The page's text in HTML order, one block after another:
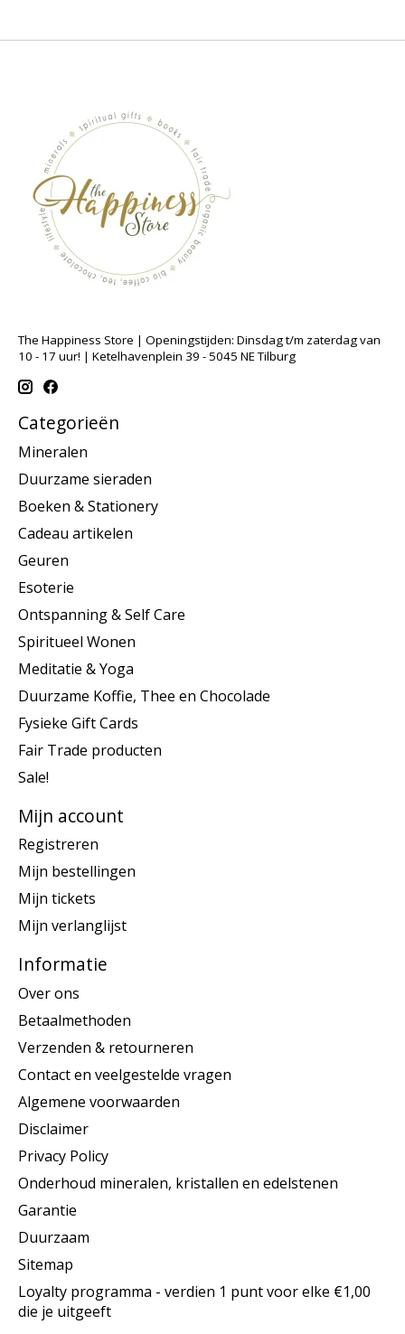
The Happiness Store | Openingstijden: Dinsdag t/m zaterdag van
10 - 17 uur! | Ketelhavenplein 39 - 5045 NE Tilburg
Categorieën
Mineralen
Duurzame sieraden
Boeken & Stationery
Cadeau artikelen
Geuren
Esoterie
Ontspanning & Self Care
Spiritueel Wonen
Meditatie & Yoga
Duurzame Koffie, Thee en Chocolade
Fysieke Gift Cards
Fair Trade producten
Sale!
Mijn account
Registreren
Mijn bestellingen
Mijn tickets
Mijn verlanglijst
Informatie
Over ons
Betaalmethoden
Verzenden & retourneren
Contact en veelgestelde vragen
Algemene voorwaarden
Disclaimer
Privacy Policy
Onderhoud mineralen, kristallen en edelstenen
Garantie
Duurzaam
Sitemap
Loyalty programma - verdien 1 punt voor elke €1,00
die je uitgeeft